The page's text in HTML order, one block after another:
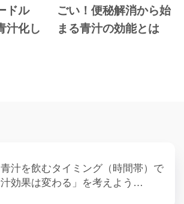
ドル
汁化し
ごい！便秘解消から始
まる青汁の効能とは
青汁を飲むタイミング（時間帯）で
効果は変わる」を考えよう…